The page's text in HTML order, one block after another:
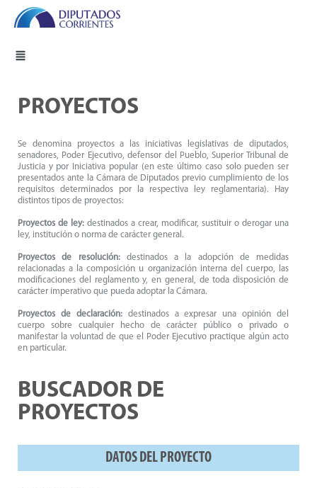
PROYECTOS
Se denomina proyectos a las iniciativas legislativas de diputados,
senadores, Poder Ejecutivo, defensor del Pueblo, Superior Tribunal de
Justicia y por Iniciativa popular (en este último caso solo pueden ser
presentados ante la Cámara de Diputados previo cumplimiento de los
requisitos determinados por la respectiva ley reglamentaria). Hay
distintos tipos de proyectos:
Proyectos de ley: destinados a crear, modificar, sustituir o derogar una
ley, institución o norma de carácter general.
Proyectos de resolución:destinados a la adopción de medidas
relacionadas a la composición u organización interna del cuerpo, las
modificaciones del reglamento y, en general, de toda disposición de
carácter imperativo que pueda adoptar la Cámara.
Proyectos de declaración:destinados a expresar una opinión del
cuerpo sobre cualquier hecho de carácter público o privado o
manifestar la voluntad de que el Poder Ejecutivo practique algún acto
en particular.
BUSCADOR DE
PROYECTOS
DATOS DEL PROYECTO